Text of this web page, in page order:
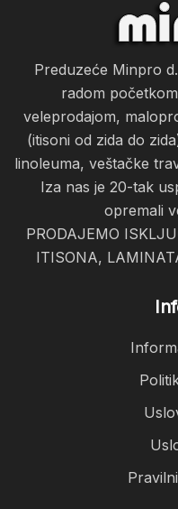
Preduzeće Minpro
radom
veleprodajom,
(itisoni od zida do
linoleuma, veštačke
Iza nas je 20-tak
opremali
PRODAJEMO
ITISONA,